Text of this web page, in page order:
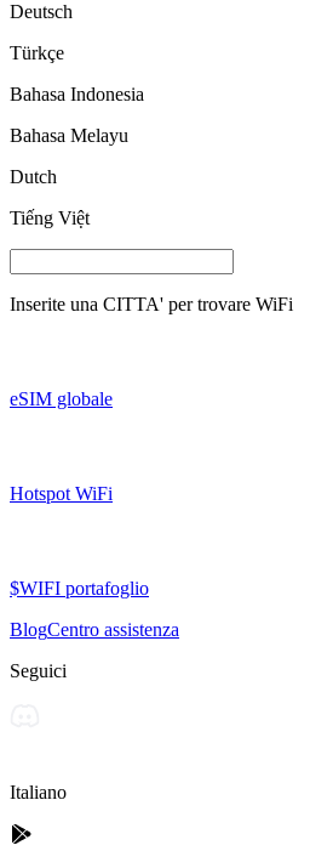
Deutsch
Türkçe
Bahasa Indonesia
Bahasa Melayu
Dutch
Tiếng Việt
Inserite una CITTA' per trovare WiFi
eSIM globale
Hotspot WiFi
$WIFI portafoglio
BlogCentro assistenza
Seguici
Italiano